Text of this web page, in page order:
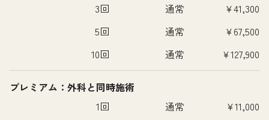
3回
通常
¥41,300
5回
通常
¥67,500
10回
通常 ¥127,900
プレミアム：外科と同時施術
1回
通常 ¥11,000